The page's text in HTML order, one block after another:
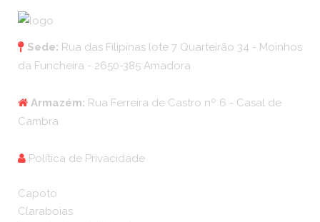
Sede: Rua das Filipinas lote 7 Quarteirão 34 - Moinhos
da Funcheira - 2650-385 Amadora
Armazém: Rua Ferreira de Castro nº 6 - Casal de
Cambra
Política de Privacidade
Capoto
Claraboias